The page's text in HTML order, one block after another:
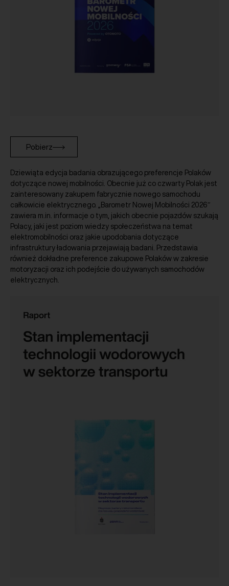
Pobierz
Dziewiąta edycja badania obrazującego preferencje Polaków
dotyczące nowej mobilności. Obecnie już co czwarty Polak jest
zainteresowany zakupem fabrycznie nowego samochodu
całkowicie elektrycznego. „Barometr Nowej Mobilności 2026″
zawiera m.in. informacje o tym, jakich obecnie pojazdów szukają
Polacy, jaki jest poziom wiedzy społeczeństwa na temat
elektromobilności oraz jakie upodobania dotyczące
infrastruktury ładowania przejawiają badani. Przedstawia
również dokładne preference zakupowe Polaków w zakresie
motoryzacji oraz ich podejście do używanych samochodów
elektrycznych.